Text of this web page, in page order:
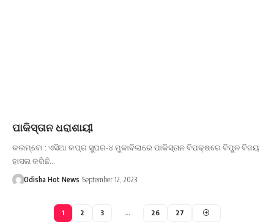
ପାକିସ୍ତାନ ଧରାଶାୟୀ
କଲମ୍ବୋ : ଏସିଆ କପ୍‌ର ସୁପର-୪ ମୁକାବିଲାରେ ପାକିସ୍ତାନ ବିପକ୍ଷରେ ବିପୁଳ ବିଜୟ
ହାସଲ କରିଛି…
Odisha Hot News September 12, 2023
1 2 3 … 26 27